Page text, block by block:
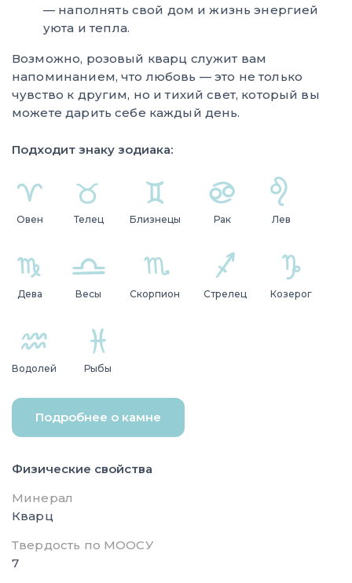
— наполнять свой дом и жизнь энергией
уюта и тепла.
Возможно, розовый кварц служит вам
напоминанием, что любовь — это не только
чувство к другим, но и тихий свет, который вы
можете дарить себе каждый день.
Подходит знаку зодиака:
Овен Телец Близнецы Рак Лев
Дева Весы Скорпион Стрелец Козерог
Водолей Рыбы
Подробнее о камне
Физические свойства
Минерал
Кварц
Твердость по МООСУ
7